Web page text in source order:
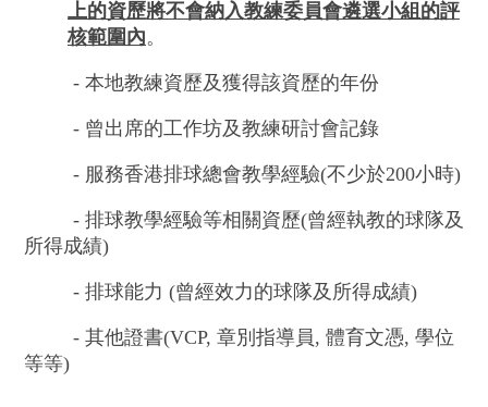
上的資歷將不會納入教練委員會遴選小組的評
核範圍內。
- 本地教練資歷及獲得該資歷的年份
- 曾出席的工作坊及教練研討會記錄
- 服務香港排球總會教學經驗(不少於200小時)
- 排球教學經驗等相關資歷(曾經執教的球隊及
所得成績)
- 排球能力 (曾經效力的球隊及所得成績)
- 其他證書(VCP, 章別指導員, 體育文憑, 學位
等等)